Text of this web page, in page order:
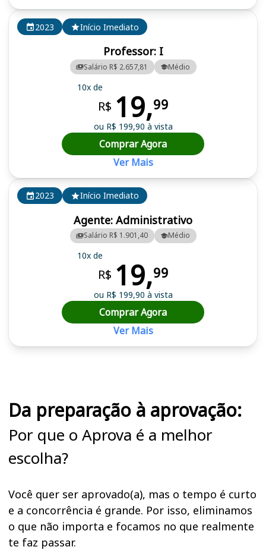
2023 Início Imediato
Agente: Administrativo
Salário R$ 1.901,40 Médio
10x de
R$ 19,99
ou R$ 199,90 à vista
Comprar Agora
Ver Mais
2023 Início Imediato
Professor: I
Salário R$ 2.657,81 Médio
10x de
R$ 19,99
ou R$ 199,90 à vista
Comprar Agora
Ver Mais
Da preparação à aprovação:
Por que o Aprova é a melhor
escolha?
Você quer ser aprovado(a), mas o tempo é curto
e a concorrência é grande. Por isso, eliminamos
o que não importa e focamos no que realmente
te faz passar.